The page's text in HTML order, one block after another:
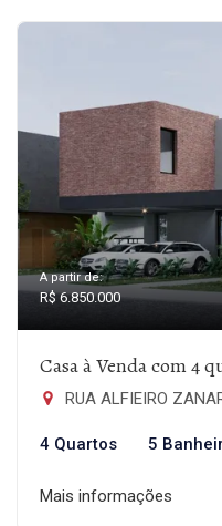
A partir de:
R$ 6.850.000
Casa à Venda com 4
RUA ALFIEIRO
4 Quartos 5
Mais informações